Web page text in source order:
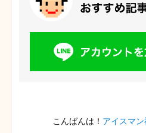
こんばんは！ アイスマン